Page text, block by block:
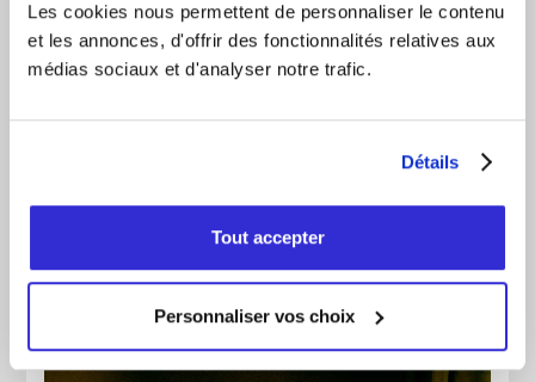
Les cookies nous permettent de personnaliser le contenu
et les annonces, d'offrir des fonctionnalités relatives aux
médias sociaux et d'analyser notre trafic.
Détails
Tout accepter
Personnaliser vos choix
KATRINE SANSREGRET